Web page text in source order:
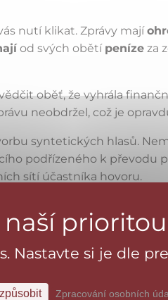
nutí klikat. Zprávy mají
od svých obětí peníze za
oběť, že vyhrála
neobdržel, což je
syntetických hlasů.
podřízeného k převodu
sítí účastníka hovoru.
číslo útočníka
výhodným nebo
Nastavte si je dle
Zpracování osobních